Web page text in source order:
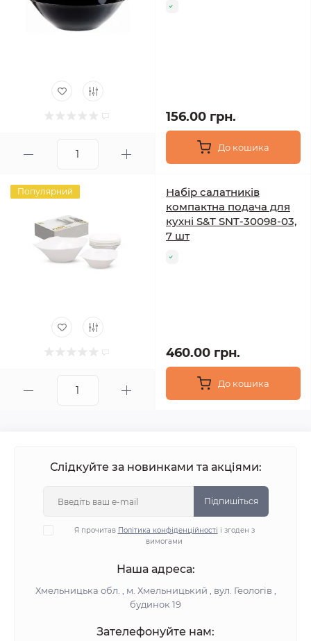
156.00 грн.
До кошика
Популярний
Набір салатників
компактна подача для
кухні S&T SNT-30098-03,
7 шт
460.00 грн.
До кошика
Слідкуйте за новинками та акціями:
Підпишіться
Я прочитав Політика конфіденційності і згоден з
вимогами
Наша адреса:
Хмельницька обл. , м. Хмельницький , вул. Геологів ,
будинок 19
Зателефонуйте нам: